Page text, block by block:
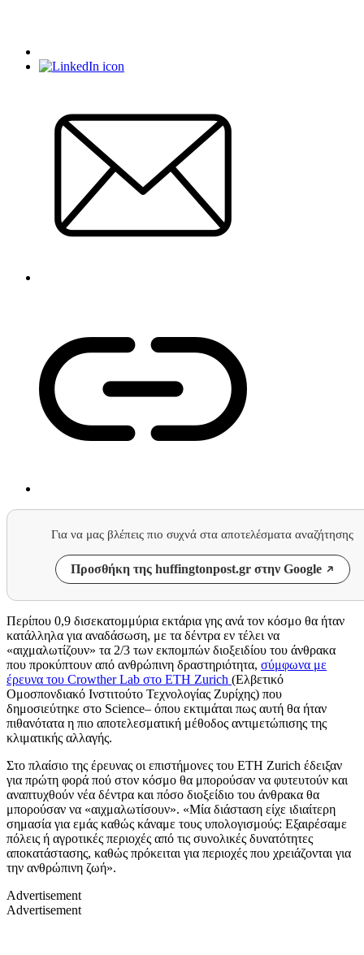
Για να μας βλέπεις πιο συχνά στα αποτελέσματα αναζήτησης
Προσθήκη της huffingtonpost.gr στην Google
Περίπου 0,9 δισεκατομμύρια εκτάρια γης ανά τον κόσμο θα ήταν
κατάλληλα για αναδάσωση, με τα δέντρα εν τέλει να
«αιχμαλωτίζουν» τα 2/3 των εκπομπών διοξειδίου του άνθρακα
που προκύπτουν από ανθρώπινη δραστηριότητα, σύμφωνα με
έρευνα του Crowther Lab στο ETH Zurich (Ελβετικό
Ομοσπονδιακό Ινστιτούτο Τεχνολογίας Ζυρίχης) που
δημοσιεύτηκε στο Science– όπου εκτιμάται πως αυτή θα ήταν
πιθανότατα η πιο αποτελεσματική μέθοδος αντιμετώπισης της
κλιματικής αλλαγής.
Στο πλαίσιο της έρευνας οι επιστήμονες του ETH Zurich έδειξαν
για πρώτη φορά πού στον κόσμο θα μπορούσαν να φυτευτούν και
αναπτυχθούν νέα δέντρα και πόσο διοξείδιο του άνθρακα θα
μπορούσαν να «αιχμαλωτίσουν». «Μία διάσταση είχε ιδιαίτερη
σημασία για εμάς καθώς κάναμε τους υπολογισμούς: Εξαιρέσαμε
πόλεις ή αγροτικές περιοχές από τις συνολικές δυνατότητες
αποκατάστασης, καθώς πρόκειται για περιοχές που χρειάζονται για
την ανθρώπινη ζωή».
Advertisement
Advertisement